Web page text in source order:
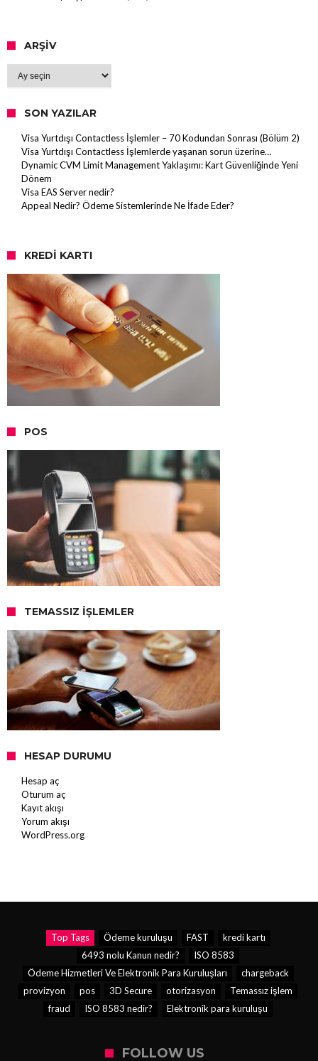
ARŞIV
SON YAZILAR
Visa Yurtdışı Contactless İşlemler – 70 Kodundan Sonrası (Bölüm 2)
Visa Yurtdışı Contactless İşlemlerde yaşanan sorun üzerine…
Dynamic CVM Limit Management Yaklaşımı: Kart Güvenliğinde Yeni
Dönem
Visa EAS Server nedir?
Appeal Nedir? Ödeme Sistemlerinde Ne İfade Eder?
KREDI KARTI
POS
TEMASSIZ İŞLEMLER
HESAP DURUMU
Hesap aç
Oturum aç
Kayıt akışı
Yorum akışı
WordPress.org
Top Tags Ödeme kuruluşu FAST
kredi kartı
6493 nolu Kanun nedir?
ISO 8583
Ödeme Hizmetleri Ve Elektronik Para Kuruluşları
chargeback
provizyon
pos 3D Secure otorizasyon
Temassız işlem
fraud
ISO 8583 nedir? Elektronik para kuruluşu
FOLLOW US